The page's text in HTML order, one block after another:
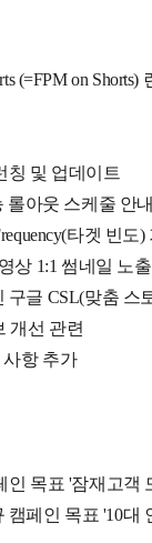
(=FPM on Shorts)
칭 및 업데이트
롤아웃 스케줄 안내
타겟 빈도
상 1:1 썸네일 노
글 CSL(맞춤 스
개선 관련
사항 추가
목표 '잠재고객
페인 목표 '10대